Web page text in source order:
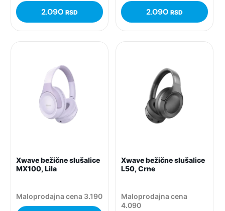
2.090 RSD 2.090 RSD
Xwave bežične slušalice
MX100, Lila
Maloprodajna cena 3.190
Xwave bežične slušalice
L50, Crne
Maloprodajna cena
4.090